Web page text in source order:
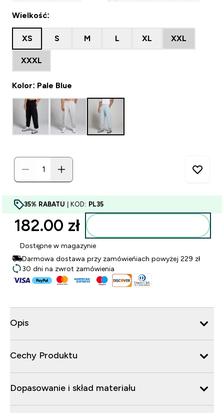
Wielkość:
XS S M L XL XXL
XXXL
Kolor: Pale Blue
35% RABATU | KOD: PL35
182.00 zł‎
Dostępne w magazynie
Darmowa dostawa przy zamówieńiach powyżej 229 zł
30 dni na zwrot zamówienia
Opis
Cechy Produktu
Dopasowanie i skład materiału